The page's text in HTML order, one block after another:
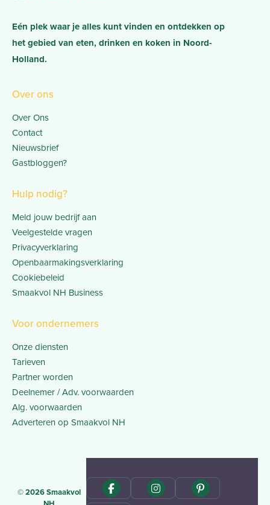
Eén plek waar je alles kunt vinden en ontdekken op
het gebied van eten, drinken en koken in Noord-
Holland.
Over ons
Over Ons
Contact
Nieuwsbrief
Gastbloggen?
Hulp nodig?
Meld jouw bedrijf aan
Veelgestelde vragen
Privacyverklaring
Openbaarmakingsverklaring
Cookiebeleid
Smaakvol NH Business
Voor ondernemers
Onze diensten
Tarieven
Partner worden
Deelnemer / Adv. voorwaarden
Alg. voorwaarden
Adverteren op Smaakvol NH
© 2026 Smaakvol